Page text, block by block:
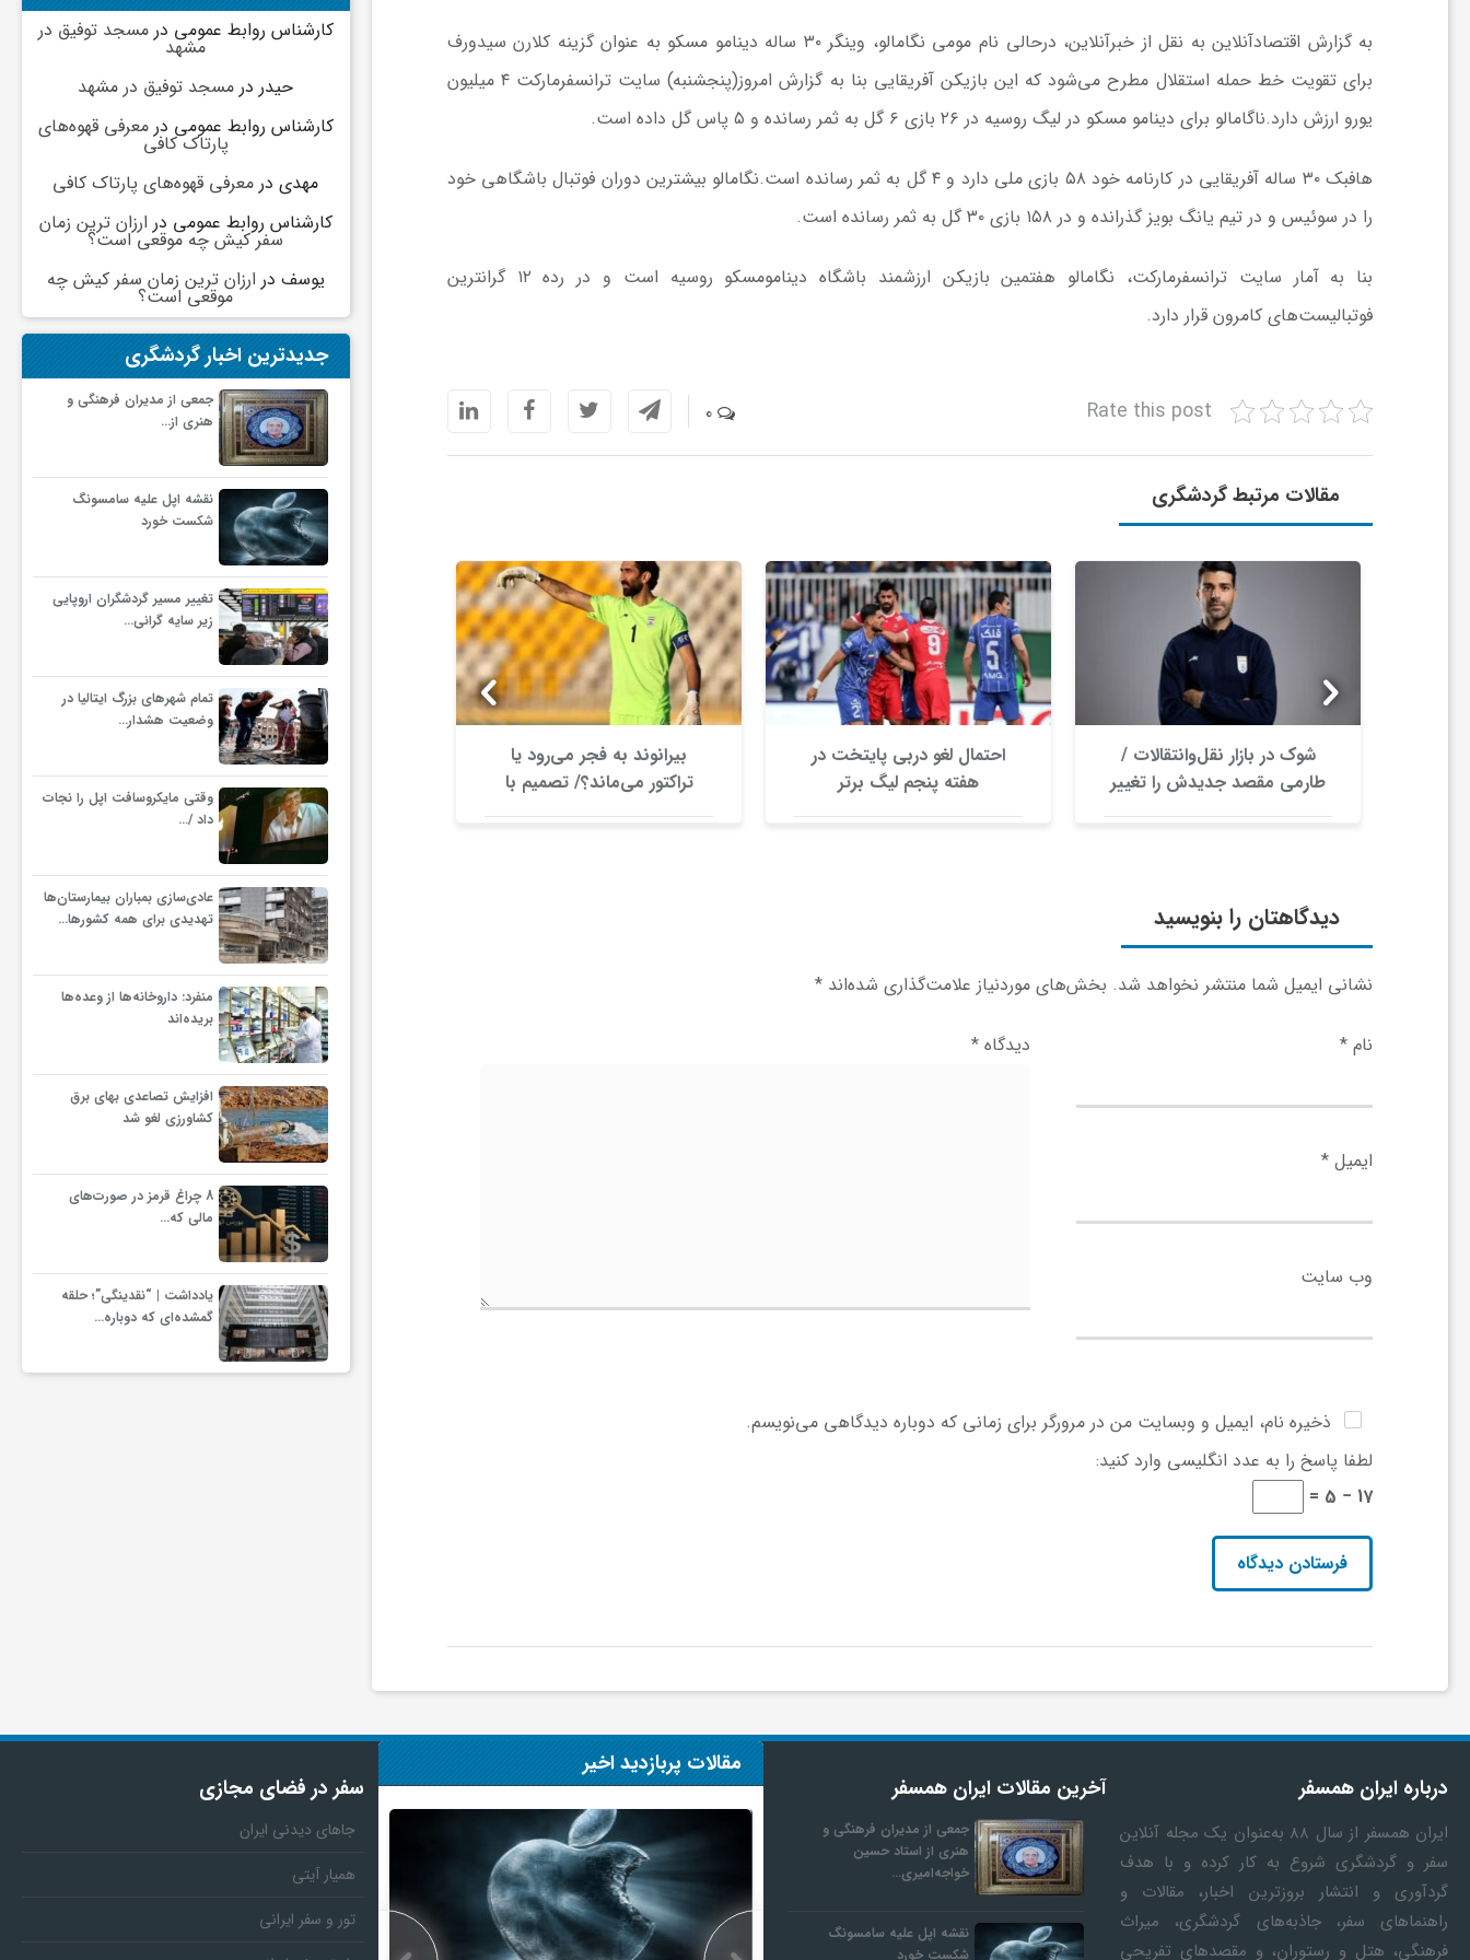
ل
به گزارش اقتصادآنلاین به نقل از خبرآنلاین، درحالی نام مومی نگامالو، وینگر ۳۰ ساله دینامو مسکو به عنوان گزینه کلارن سیدورف
برای تقویت خط حمله استقلال مطرح می‌شود که این بازیکن آفریقایی بنا به گزارش امروز(پنجشنبه) سایت ترانسفرمارکت ۴ میلیون
یورو ارزش دارد.ناگامالو برای دینامو مسکو در لیگ روسیه در ۲۶ بازی ۶ گل به ثمر رسانده و ۵ پاس گل داده است.
هافبک ۳۰ ساله آفریقایی در کارنامه خود ۵۸ بازی ملی دارد و ۴ گل به ثمر رسانده است.نگامالو بیشترین دوران فوتبال باشگاهی خود
را در سوئیس و در تیم یانگ بویز گذرانده و در ۱۵۸ بازی ۳۰ گل به ثمر رسانده است.
بنا به آمار سایت ترانسفرمارکت، نگامالو هفتمین بازیکن ارزشمند باشگاه دینامومسکو روسیه است و در رده ۱۲ گرانترین
فوتبالیست‌های کامرون قرار دارد.
Rate this post
0
مقالات مرتبط گردشگری
شوک در بازار نقل‌وانتقالات /
طارمی مقصد جدیدش را تغییر
داد؟
احتمال لغو دربی پایتخت در
هفته پنجم لیگ برتر
بیرانوند به فجر می‌رود یا
تراکتور می‌ماند؟/ تصمیم با
نظام وظیفه
صعود صنعت نفت آبادان به
لیگ برتر / مس رفسنجان
بازنده اعلام شد
دیدگاهتان را بنویسید
نشانی ایمیل شما منتشر نخواهد شد. بخش‌های موردنیاز علامت‌گذاری شده‌اند *
دیدگاه* نام *
ایمیل *
وب‌ سایت
ذخیره نام، ایمیل و وبسایت من در مرورگر برای زمانی که دوباره دیدگاهی می‌نویسم.
لطفا پاسخ را به عدد انگلیسی وارد کنید:
17 − 5 =
کارشناس روابط عمومی درمسجد توفیق در
مشهد
حیدردر مسجد توفیق در مشهد
کارشناس روابط عمومی درمعرفی قهوه‌های
پارتاک کافی
مهدیدر معرفی قهوه‌های پارتاک کافی
کارشناس روابط عمومی در ارزان ترین زمان
سفر کیش چه موقعی است؟
یوسف در ارزان ترین زمان سفر کیش چه
موقعی است؟
جدیدترین اخبار گردشگری
جمعی از مدیران فرهنگی و
هنری از…
نقشه اپل علیه سامسونگ
شکست خورد
تغییر مسیر گردشگران اروپایی
زیر سایه گرانی…
تمام شهرهای بزرگ ایتالیا در
وضعیت هشدار…
وقتی مایکروسافت اپل را نجات
داد /…
عادی‌سازی بمباران بیمارستان‌ها
تهدیدی برای همه کشورها…
منفرد: داروخانه‌ها از وعده‌ها
بریده‌اند
افزایش تصاعدی بهای برق
کشاورزی لغو شد
8 چراغ قرمز در صورت‌های
مالی که…
یادداشت | “نقدینگی”؛ حلقه
گمشده‌ای که دوباره…
درباره ایران همسفر
ایران همسفر
از سال ۸۸ به‎‌عنوان یک مجله آنلاین
سفر و گردشگری شروع به کار کرده و با هدف
گردآوری و انتشار بروزترین اخبار، مقالات و
راهنماهای سفر، جاذبه‌های گردشگری، میراث
فرهنگی، هتل و رستوران، و مقصدهای تفریحی
آخرین مقالات ایران همسفر
جمعی از مدیران فرهنگی و
هنری از استاد حسین
خواجه‌امیری…
نقشه اپل علیه سامسونگ
شکست خورد
مقالات پربازدید اخیر
سفر در فضای مجازی
جاهای دیدنی ایران
همیار آیتی
تور و سفر ایرانی